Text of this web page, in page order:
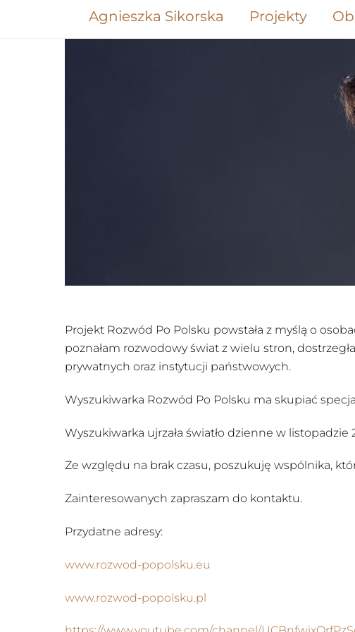
Agnieszka Sikorska Projekty
Projekt Rozwód Po Polsku powstała z myślą o
poznałam rozwodowy świat z wielu stron,
prywatnych oraz instytucji państwowych.
Wyszukiwarka Rozwód Po Polsku ma skupiać
Wyszukiwarka ujrzała światło dzienne w listopadzie
Ze względu na brak czasu, poszukuję wspólnika,
Zainteresowanych zapraszam do kontaktu.
Przydatne adresy:
www.rozwod-popolsku.eu
www.rozwod-popolsku.pl